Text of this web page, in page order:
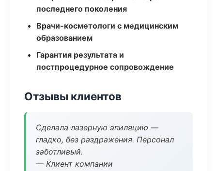
последнего поколения
Врачи-косметологи с медицинским
образованием
Гарантия результата и
постпроцедурное сопровождение
Отзывы клиентов
Сделала лазерную эпиляцию —
гладко, без раздражения. Персонал
заботливый.
— Клиент компании